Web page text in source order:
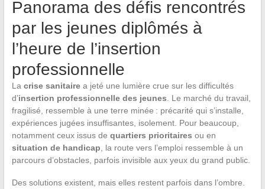
Panorama des défis rencontrés
par les jeunes diplômés à
l’heure de l’insertion
professionnelle
La crise sanitairea jeté une lumière crue sur les difficultés
d’insertion professionnelle des jeunes . Le marché du travail,
fragilisé, ressemble à une terre minée : précarité qui s’installe,
expériences jugées insuffisantes, isolement. Pour beaucoup,
notamment ceux issus de quartiers prioritaires ou en
situation de handicap , la route vers l’emploi ressemble à un
parcours d’obstacles, parfois invisible aux yeux du grand public.
Des solutions existent, mais elles restent parfois dans l’ombre.